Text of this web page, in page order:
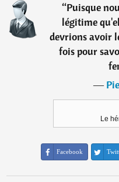
“Puisque
légitime
devrions avoir
fois pour
―
Le
Facebook